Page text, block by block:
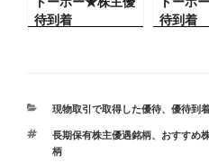
待到着
待到着
カ
ゴ
リ
現物取引で取得した優待、 優待到
タ
グ
長期保有株主優遇銘柄、 おすすめ
柄